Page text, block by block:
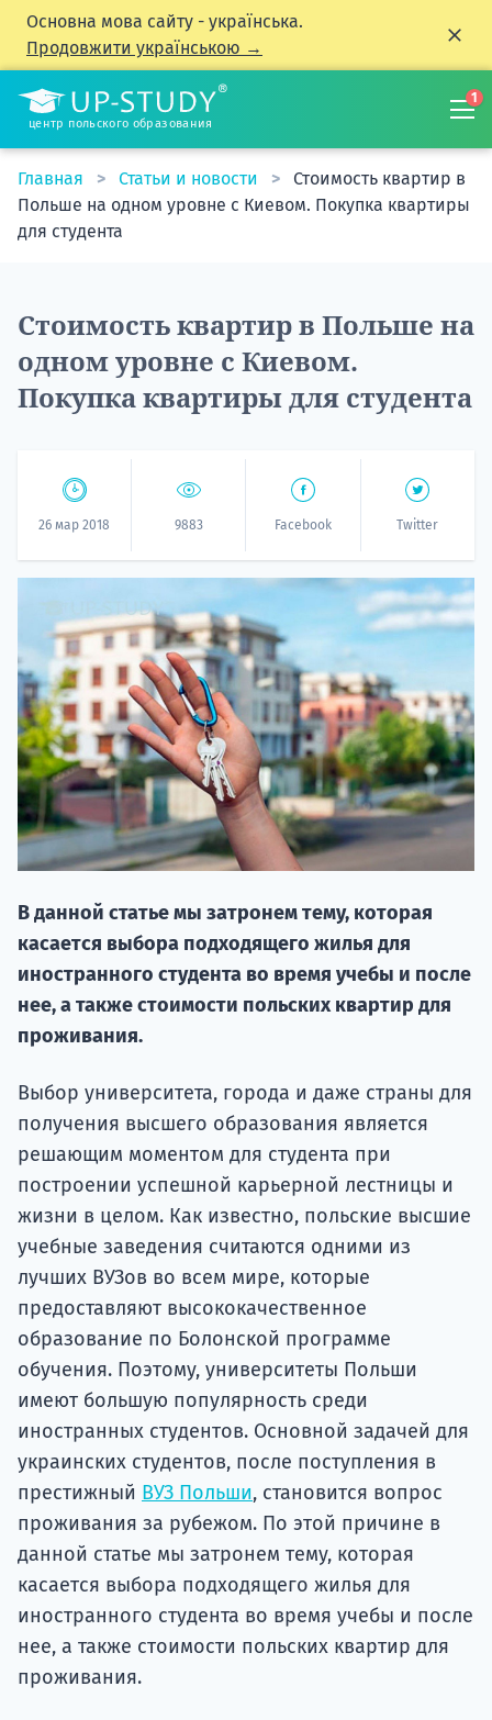
Основна мова сайту - українська.
Продовжити українською →
центр польского образования
1
Главная Статьи и новости
Стоимость квартир в
Польше на одном уровне с Киевом. Покупка квартиры
для студента
Стоимость квартир в Польше на
одном уровне с Киевом.
Покупка квартиры для студента
26 мар 2018 9883 Facebook Twitter
В данной статье мы затронем тему, которая
касается выбора подходящего жилья для
иностранного студента во время учебы и после
нее, а также стоимости польских квартир для
проживания.
Выбор университета, города и даже страны для
получения высшего образования является
решающим моментом для студента при
построении успешной карьерной лестницы и
жизни в целом. Как известно, польские высшие
учебные заведения считаются одними из
лучших ВУЗов во всем мире, которые
предоставляют высококачественное
образование по Болонской программе
обучения. Поэтому, университеты Польши
имеют большую популярность среди
иностранных студентов. Основной задачей для
украинских студентов, после поступления в
престижный ВУЗ Польши, становится вопрос
проживания за рубежом. По этой причине в
данной статье мы затронем тему, которая
касается выбора подходящего жилья для
иностранного студента во время учебы и после
нее, а также стоимости польских квартир для
проживания.
20.09